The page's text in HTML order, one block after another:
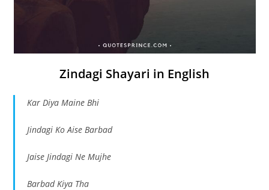
Zindagi Shayari in English
Kar Diya Maine Bhi
Jindagi Ko Aise Barbad
Jaise Jindagi Ne Mujhe
Barbad Kiya Tha